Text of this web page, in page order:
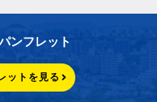
ンフレット
ットを見る